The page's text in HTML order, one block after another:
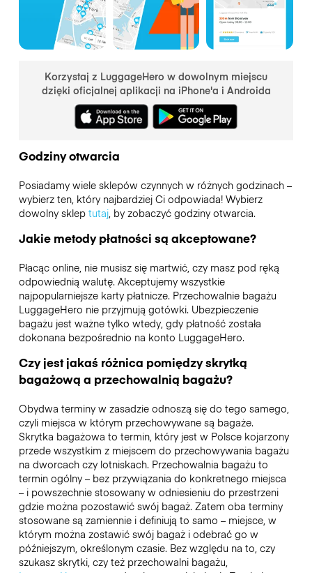
Korzystaj z LuggageHero w dowolnym miejscu
dzięki oficjalnej aplikacji na iPhone'a i Androida
Godziny otwarcia
Posiadamy wiele sklepów czynnych w różnych godzinach –
wybierz ten, który najbardziej Ci odpowiada! Wybierz
dowolny sklep tutaj, by zobaczyć godziny otwarcia.
Jakie metody płatności są akceptowane?
Płacąc online, nie musisz się martwić, czy masz pod ręką
odpowiednią walutę. Akceptujemy wszystkie
najpopularniejsze karty płatnicze. Przechowalnie bagażu
LuggageHero nie przyjmują gotówki. Ubezpieczenie
bagażu jest ważne tylko wtedy, gdy płatność została
dokonana bezpośrednio na konto LuggageHero.
Czy jest jakaś różnica pomiędzy skrytką
bagażową a przechowalnią bagażu?
Obydwa terminy w zasadzie odnoszą się do tego samego,
czyli miejsca w którym przechowywane są bagaże.
Skrytka bagażowa to termin, który jest w Polsce kojarzony
przede wszystkim z miejscem do przechowywania bagażu
na dworcach czy lotniskach. Przechowalnia bagażu to
termin ogólny – bez przywiązania do konkretnego miejsca
– i powszechnie stosowany w odniesieniu do przestrzeni
gdzie można pozostawić swój bagaż. Zatem oba terminy
stosowane są zamiennie i definiują to samo – miejsce, w
którym można zostawić swój bagaż i odebrać go w
późniejszym, określonym czasie. Bez względu na to, czy
szukasz skrytki, czy też przechowalni bagażu,